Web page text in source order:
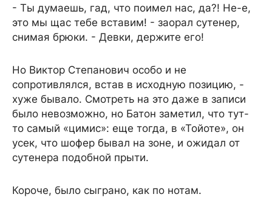
- Ты думаешь, гад, что поимел нас, да?! Не-е,
это мы щас тебе вставим! - заорал сутенер,
снимая брюки. - Девки, держите его!
Но Виктор Степанович особо и не
сопротивлялся, встав в исходную позицию, -
хуже бывало. Смотреть на это даже в записи
было невозможно, но Батон заметил, что тут-
то самый «цимис»: еще тогда, в «Тойоте», он
усек, что шофер бывал на зоне, и ожидал от
сутенера подобной прыти.
Короче, было сыграно, как по нотам.